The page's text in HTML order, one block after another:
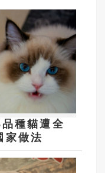
種貓遭全
做法